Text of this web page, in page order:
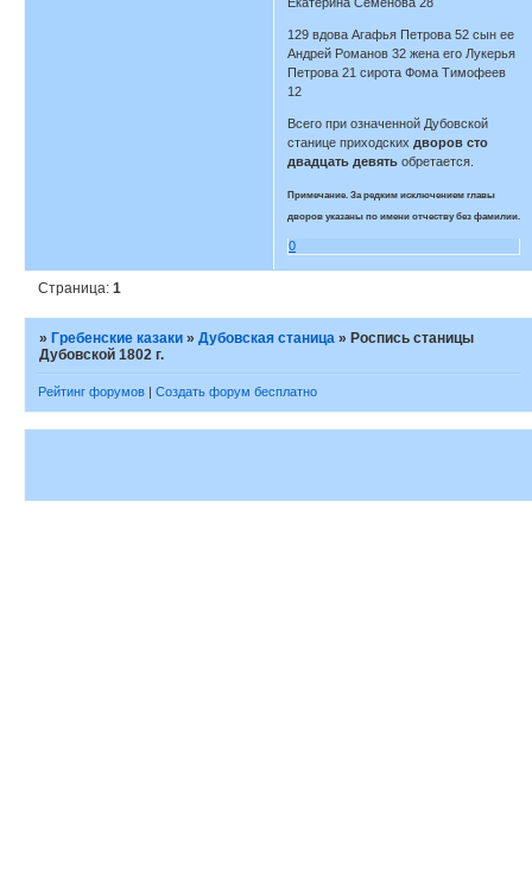
129 вдова Агафья Петрова 52 сын ее
Андрей Романов 32 жена его Лукерья
Петрова 21 сирота Фома Тимофеев
12
Всего при означенной Дубовской
станице приходских дворов сто
двадцать девять обретается.
Примечание. За редким исключением главы
дворов указаны по имени отчеству без фамилии.
0
Страница:1
»Гребенские казаки »Дубовская станица »Роспись станицы
Дубовской 1802 г.
Рейтинг форумов Создать форум бесплатно